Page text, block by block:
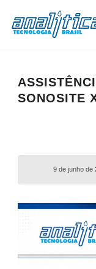
SONOSITE
9 de junho de